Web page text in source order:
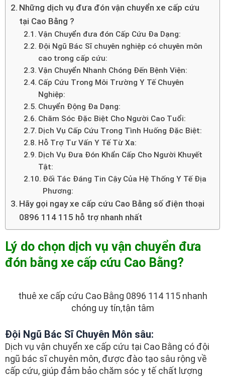
Những dịch vụ đưa đón vận chuyển xe cấp cứu
tại Cao Bằng ?
Vận Chuyển đưa đón Cấp Cứu Đa Dạng:
Đội Ngũ Bác Sĩ chuyên nghiệp có chuyên môn
cao trong cấp cứu:
Vận Chuyển Nhanh Chóng Đến Bệnh Viện:
Cấp Cứu Trong Môi Trường Y Tế Chuyên
Nghiệp:
Chuyển Động Đa Dạng:
Chăm Sóc Đặc Biệt Cho Người Cao Tuổi:
Dịch Vụ Cấp Cứu Trong Tình Huống Đặc Biệt:
Hỗ Trợ Tư Vấn Y Tế Từ Xa:
Dịch Vụ Đưa Đón Khẩn Cấp Cho Người Khuyết
Tật:
Đối Tác Đáng Tin Cậy Của Hệ Thống Y Tế Địa
Phương:
Hãy gọi ngay xe cấp cứu Cao Bằng số điện thoại
0896 114 115 hỗ trợ nhanh nhất
Lý do chọn dịch vụ vận chuyển đưa
đón bằng xe cấp cứu Cao Bằng?
thuê xe cấp cứu Cao Bằng 0896 114 115 nhanh
chóng uy tín,tận tâm
Đội Ngũ Bác Sĩ Chuyên Môn sâu:
Dịch vụ vận chuyển xe cấp cứu tại Cao Bằng có đội
ngũ bác sĩ chuyên môn, được đào tạo sâu rộng về
cấp cứu, giúp đảm bảo chăm sóc y tế chất lượng